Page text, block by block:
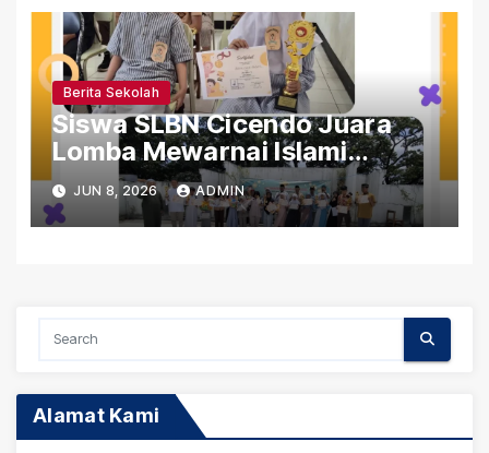
Berita Sekolah
Siswa SLBN Cicendo Juara
Lomba Mewarnai Islami
Gerakan Pramuka Tingkat
Kwaran Sumur Bandung
JUN 8, 2026 ADMIN
Alamat Kami